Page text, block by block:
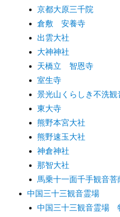
京都大原三千院
倉敷 安養寺
出雲大社
大神神社
天橋立 智恩寺
室生寺
景光山くらしき不洗観
東大寺
熊野本宮大社
熊野速玉大社
神倉神社
那智大社
馬乗十一面千手観音菩
中国三十三観音霊場
中国三十三観音霊場